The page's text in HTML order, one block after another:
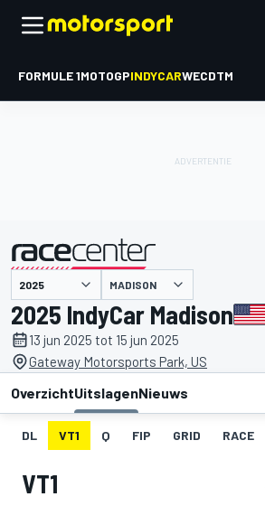
FORMULE 1MOTOGPINDYCARWECDTM
gepresenteerd door MADISON
2025 IndyCar Madison
13 jun 2025 tot 15 jun 2025
Gateway Motorsports Park, US
OverzichtUitslagenNieuws
DL VT1 Q FIP GRID RACE
VT1